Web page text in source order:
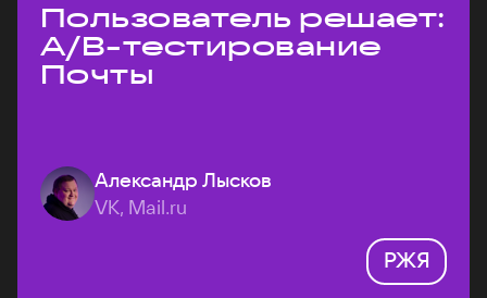
Пользователь решает:
A/B-тестирование
Почты
Александр Лысков
VK, Mail.ru
РЖЯ